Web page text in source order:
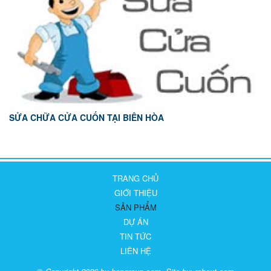
SỬA CHỮA CỬA CUỐN TẠI BIÊN HÒA
TRANG CHỦ
GIỚI THIỆU
SẢN PHẨM
DỰ ÁN
TIN TỨC
LIÊN HỆ